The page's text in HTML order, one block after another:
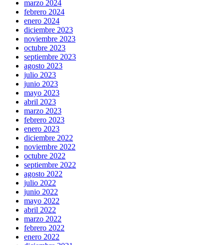
marzo 2024
febrero 2024
enero 2024
diciembre 2023
noviembre 2023
octubre 2023
septiembre 2023
agosto 2023
julio 2023
junio 2023
mayo 2023
abril 2023
marzo 2023
febrero 2023
enero 2023
diciembre 2022
noviembre 2022
octubre 2022
septiembre 2022
agosto 2022
julio 2022
junio 2022
mayo 2022
abril 2022
marzo 2022
febrero 2022
enero 2022